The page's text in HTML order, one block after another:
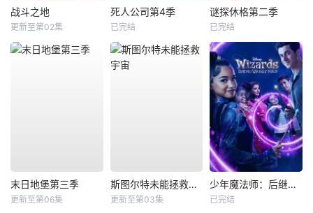
战斗之地
更新至第02集
死人公司第4季
已完结
谜探休格第二季
已完结
末日地堡第三季
更新至第06集
斯图尔特未能拯救宇宙
更新至第03集
少年魔法师：后继者第三季
已完结